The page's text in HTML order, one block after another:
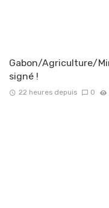
Gabon/Agriculture/
signé !
22 heures depuis 0